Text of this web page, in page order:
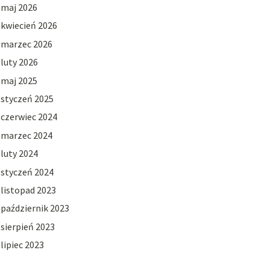
maj 2026
kwiecień 2026
marzec 2026
luty 2026
maj 2025
styczeń 2025
czerwiec 2024
marzec 2024
luty 2024
styczeń 2024
listopad 2023
październik 2023
sierpień 2023
lipiec 2023